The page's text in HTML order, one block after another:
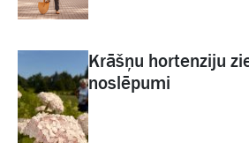
Krāšņu hortenziju
noslēpumi